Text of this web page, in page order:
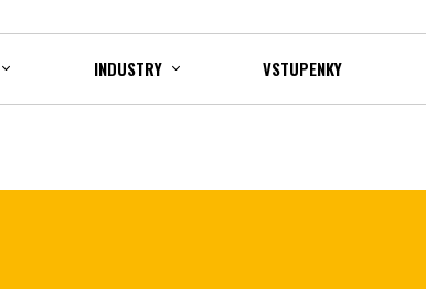
INDUSTRY VSTUPENKY